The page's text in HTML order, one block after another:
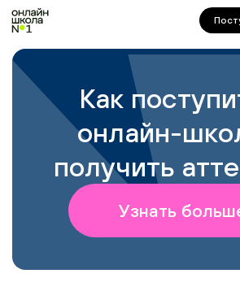
сайта. Для корректной работы
Как
онлайн-
получить
Узнать